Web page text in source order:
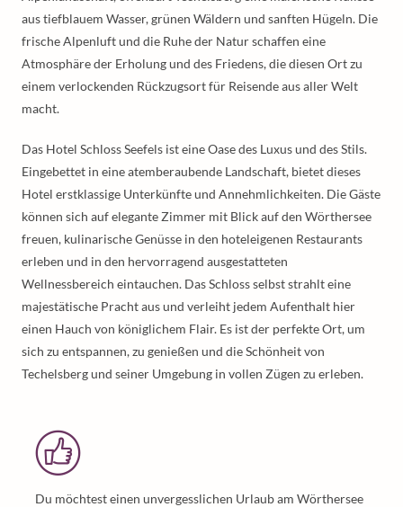
aus tiefblauem Wasser, grünen Wäldern und sanften Hügeln. Die
frische Alpenluft und die Ruhe der Natur schaffen eine
Atmosphäre der Erholung und des Friedens, die diesen Ort zu
einem verlockenden Rückzugsort für Reisende aus aller Welt
macht.
Das Hotel Schloss Seefels ist eine Oase des Luxus und des Stils.
Eingebettet in eine atemberaubende Landschaft, bietet dieses
Hotel erstklassige Unterkünfte und Annehmlichkeiten. Die Gäste
können sich auf elegante Zimmer mit Blick auf den Wörthersee
freuen, kulinarische Genüsse in den hoteleigenen Restaurants
erleben und in den hervorragend ausgestatteten
Wellnessbereich eintauchen. Das Schloss selbst strahlt eine
majestätische Pracht aus und verleiht jedem Aufenthalt hier
einen Hauch von königlichem Flair. Es ist der perfekte Ort, um
sich zu entspannen, zu genießen und die Schönheit von
Techelsberg und seiner Umgebung in vollen Zügen zu erleben.
Du möchtest einen unvergesslichen Urlaub am Wörthersee